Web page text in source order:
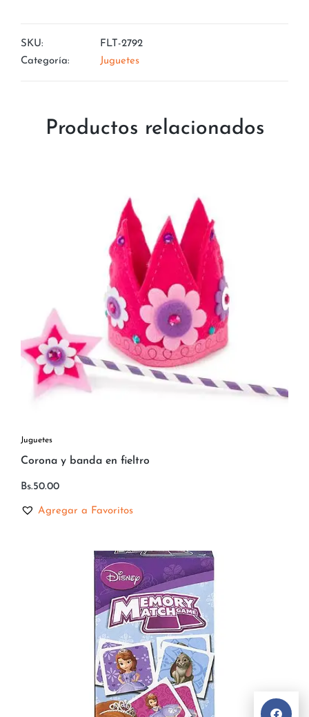
SKU:
FLT-2792
Categoría:
Juguetes
Productos relacionados
Juguetes
Corona y banda en fieltro
Bs.50.00
Agregar a Favoritos